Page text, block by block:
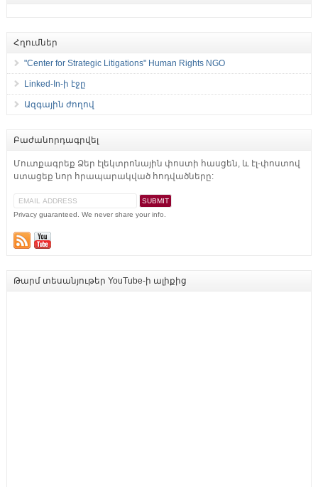
Հղումներ
"Center for Strategic Litigations" Human Rights NGO
Linked-In-ի էջը
Ազգային ժողով
Բաժանորդագրվել
Մուտքագրեք Ձեր էլեկտրոնային փոստի հասցեն, և էլ-փոստով
ստացեք նոր հրապարակված հոդվածները:
Privacy guaranteed. We never share your info.
Թարմ տեսանյութեր YouTube-ի ալիքից